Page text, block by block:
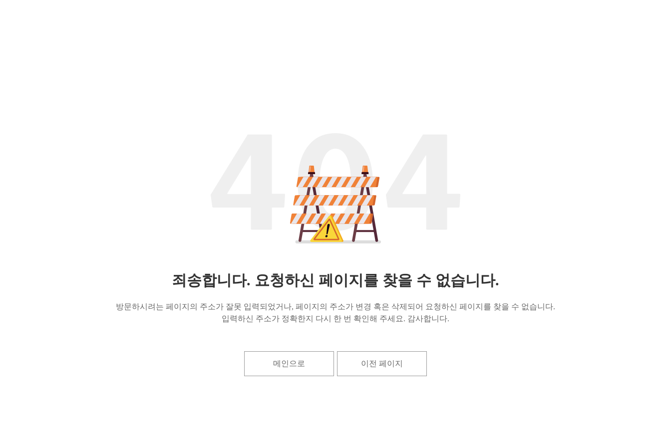
죄송합니다. 요청하신 페이지를 찾을 수 없습니다.
방문하시려는 페이지의 주소가 잘못 입력되었거나, 페이지의 주소가 변경 혹은 삭제되어 요청하신 페이지를 찾을 수 없습니다.
입력하신 주소가 정확한지 다시 한 번 확인해 주세요. 감사합니다.
메인으로 이전 페이지